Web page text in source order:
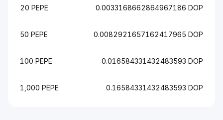
20 PEPE 0.0033168662864967186 DOP
50 PEPE 0.0082921657162417965 DOP
100 PEPE 0.016584331432483593 DOP
1,000 PEPE 0.16584331432483593 DOP